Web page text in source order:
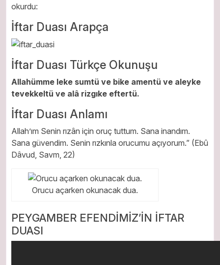
okurdu:
İftar Duası Arapça
İftar Duası Türkçe Okunuşu
Allahümme leke sumtü ve bike amentü ve aleyke
tevekkeltü ve alâ rizgıke eftertü.
İftar Duası Anlamı
Allah’ım Senin rızân için oruç tuttum. Sana inandım.
Sana güvendim. Senin rızkınla orucumu açıyorum.” (Ebû
Dâvud, Savm, 22)
Orucu açarken okunacak dua.
PEYGAMBER EFENDİMİZ’İN İFTAR
DUASI